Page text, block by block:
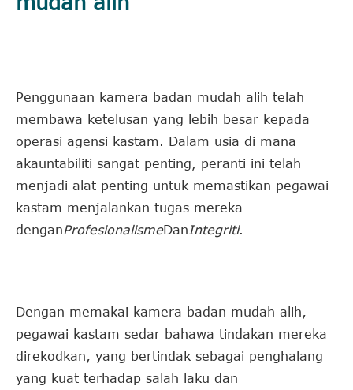
Penggunaan kamera badan mudah alih telah
membawa ketelusan yang lebih besar kepada
operasi agensi kastam. Dalam usia di mana
akauntabiliti sangat penting, peranti ini telah
menjadi alat penting untuk memastikan pegawai
kastam menjalankan tugas mereka
denganProfesionalismeDanIntegriti.
Dengan memakai kamera badan mudah alih,
pegawai kastam sedar bahawa tindakan mereka
direkodkan, yang bertindak sebagai penghalang
yang kuat terhadap salah laku dan